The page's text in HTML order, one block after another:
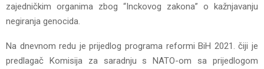
zajedničkim organima zbog “Inckovog zakona” o kažnjavanju
negiranja genocida.
Na dnevnom redu je prijedlog programa reformi BiH 2021. čiji je
predlagač Komisija za saradnju s NATO-om sa prijedlogom